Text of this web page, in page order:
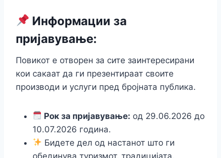
Информации за
пријавување:
Повикот е отворен за сите заинтересирани
кои сакаат да ги презентираат своите
производи и услуги пред бројната публика.
Рок за пријавување: од 29.06.2026 до
10.07.2026 година.
Бидете дел од настанот што ги
обединува туризмот, традицијата,